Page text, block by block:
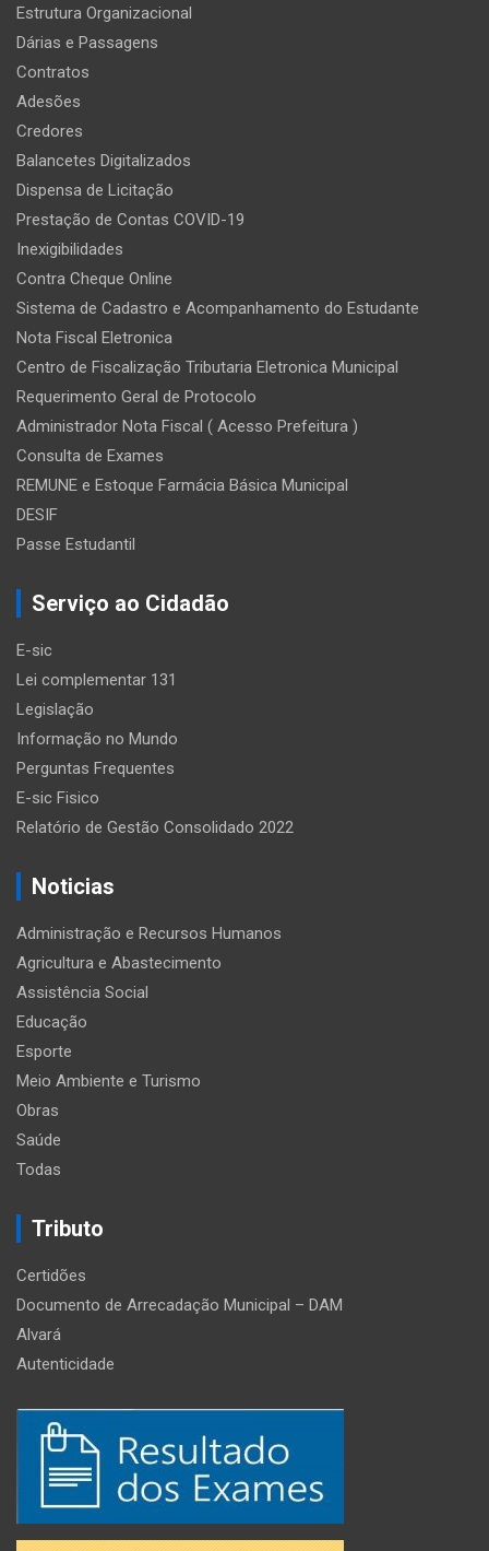
Estrutura Organizacional
Dárias e Passagens
Contratos
Adesões
Credores
Balancetes Digitalizados
Dispensa de Licitação
Prestação de Contas COVID-19
Inexigibilidades
Contra Cheque Online
Sistema de Cadastro e Acompanhamento do Estudante
Nota Fiscal Eletronica
Centro de Fiscalização Tributaria Eletronica Municipal
Requerimento Geral de Protocolo
Administrador Nota Fiscal ( Acesso Prefeitura )
Consulta de Exames
REMUNE e Estoque Farmácia Básica Municipal
DESIF
Passe Estudantil
Serviço ao Cidadão
E-sic
Lei complementar 131
Legislação
Informação no Mundo
Perguntas Frequentes
E-sic Fisico
Relatório de Gestão Consolidado 2022
Noticias
Administração e Recursos Humanos
Agricultura e Abastecimento
Assistência Social
Educação
Esporte
Meio Ambiente e Turismo
Obras
Saúde
Todas
Tributo
Certidões
Documento de Arrecadação Municipal – DAM
Alvará
Autenticidade